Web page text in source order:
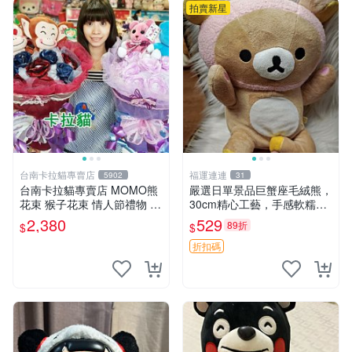
台南卡拉貓專賣店 5902
台南卡拉貓專賣店 MOMO熊
花束 猴子花束 情人節禮物 二
選一 可繡字 可今天寄明天到
$2,380
拍賣新星
福運連連 31
嚴選日單景品巨蟹座毛絨熊，
30cm精心工藝，手感軟糯推
薦收藏送人 巨蟹座 毛絨玩具
精緻做工
$529 89折
折扣碼